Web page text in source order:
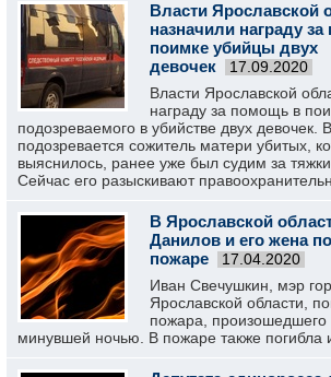
Власти Ярославской
назначили награду
поимке убийцы двух
девочек
17.09.2020
Власти Ярославской
награду за помощь в
подозреваемого в убийстве двух девочек.
подозревается сожитель матери убитых,
выяснилось, ранее уже был судим за
Сейчас его разыскивают
В Ярославской
Данилов и его жена
пожаре
17.04.2020
Иван Свечушкин, мэр
Ярославской области,
пожара, произошедшего
минувшей ночью. В пожаре также погибла и